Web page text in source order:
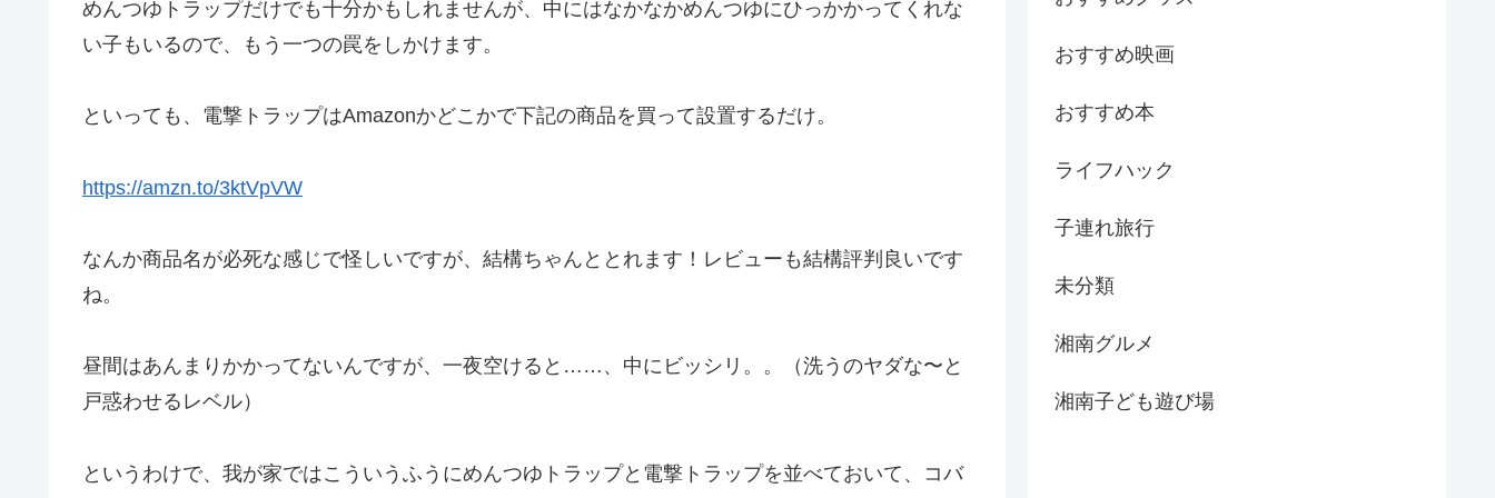
めんつゆトラップだけでも十分かもしれませんが、中にはなかなかめんつゆにひっかかってくれな
い子もいるので、もう一つの罠をしかけます。
といっても、電撃トラップはAmazonかどこかで下記の商品を買って設置するだけ。
https://amzn.to/3ktVpVW
なんか商品名が必死な感じで怪しいですが、結構ちゃんととれます！レビューも結構評判良いです
ね。
昼間はあんまりかかってないんですが、一夜空けると……、中にビッシリ。。（洗うのヤダな〜と
戸惑わせるレベル）
というわけで、我が家ではこういうふうにめんつゆトラップと電撃トラップを並べておいて、コバ
おすすめ映画
おすすめ本
ライフハック
子連れ旅行
未分類
湘南グルメ
湘南子ども遊び場